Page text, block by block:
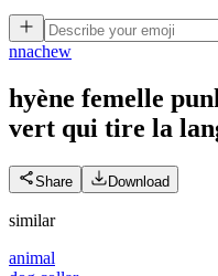
nnachew
hyène femelle
vert qui tire la
Share Download
similar
animal